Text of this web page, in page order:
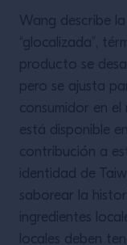
Wang describe
“glocalizada”,
producto se
pero se ajusta
consumidor en
está disponible
contribución a
identidad de
saborear la
ingredientes
locales deben